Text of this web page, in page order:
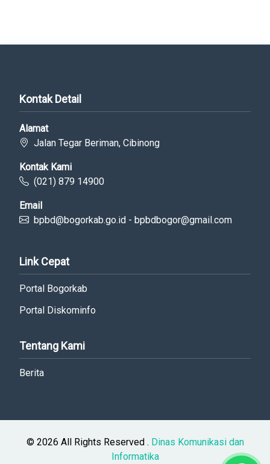
Kontak Detail
Alamat
Jalan Tegar Beriman, Cibinong
Kontak Kami
(021) 879 14900
Email
bpbd@bogorkab.go.id - bpbdbogor@gmail.com
Link Cepat
Portal Bogorkab
Portal Diskominfo
Tentang Kami
Berita
© 2026 All Rights Reserved . Dinas Komunikasi dan
Informatika